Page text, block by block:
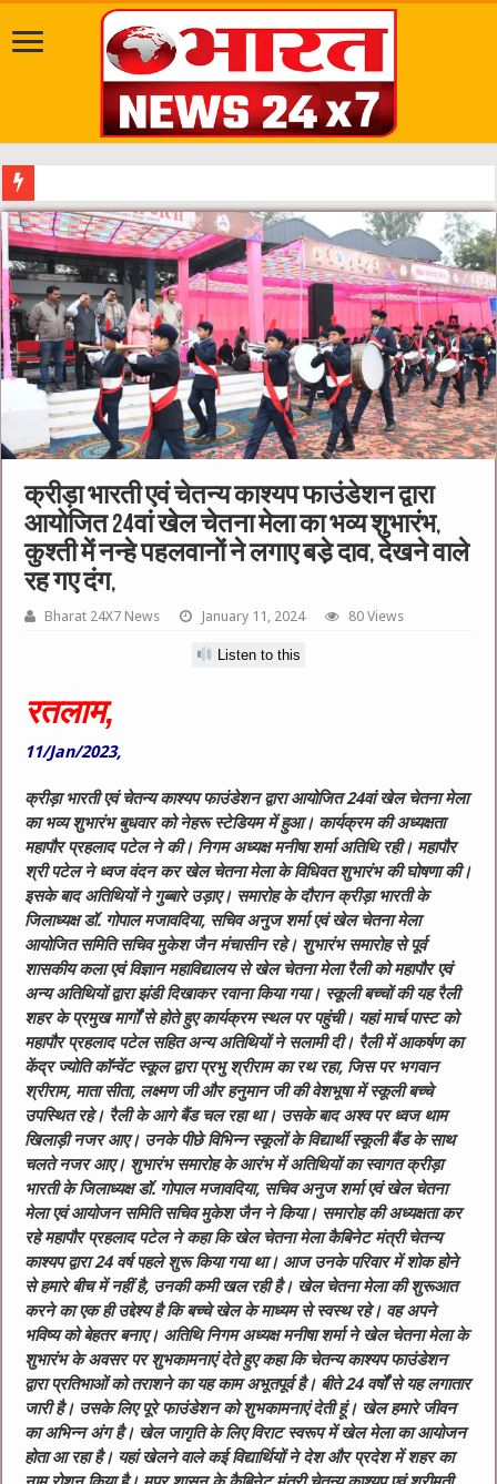
दत्तात्रेय अखाड़ा, श्याम धाम आश्रम और राजराजेश्वरी आश्रम पहुंचकर संतों का
क्रीड़ा भारती एवं चेतन्य काश्यप फाउंडेशन द्वारा
आयोजित 24वां खेल चेतना मेला का भव्य शुभारंभ,
कुश्ती में नन्हे पहलवानों ने लगाए बडे़ दाव, देखने वाले
रह गए दंग,
Bharat 24X7 News January 11, 2024 80 Views
Listen to this
रतलाम,
11/Jan/2023,
क्रीड़ा भारती एवं चेतन्य काश्यप फाउंडेशन द्वारा आयोजित 24वां खेल चेतना मेला
का भव्य शुभारंभ बुधवार को नेहरू स्टेडियम में हुआ। कार्यक्रम की अध्यक्षता
महापौर प्रहलाद पटेल ने की। निगम अध्यक्ष मनीषा शर्मा अतिथि रही। महापौर
श्री पटेल ने ध्वज वंदन कर खेल चेतना मेला के विधिवत शुभारंभ की घोषणा की।
इसके बाद अतिथियों ने गुब्बारे उड़ाए। समारोह के दौरान क्रीड़ा भारती के
जिलाध्यक्ष डॉ. गोपाल मजावदिया, सचिव अनुज शर्मा एवं खेल चेतना मेला
आयोजित समिति सचिव मुकेश जैन मंचासीन रहे। शुभारंभ समारोह से पूर्व
शासकीय कला एवं विज्ञान महाविद्यालय से खेल चेतना मेला रैली को महापौर एवं
अन्य अतिथियों द्वारा झंडी दिखाकर रवाना किया गया। स्कूली बच्चों की यह रैली
शहर के प्रमुख मार्गों से होते हुए कार्यक्रम स्थल पर पहुंची। यहां मार्च पास्ट को
महापौर प्रहलाद पटेल सहित अन्य अतिथियों ने सलामी दी। रैली में आकर्षण का
केंद्र ज्योति कॉन्वेंट स्कूल द्वारा प्रभु श्रीराम का रथ रहा, जिस पर भगवान
श्रीराम, माता सीता, लक्ष्मण जी और हनुमान जी की वेशभूषा में स्कूली बच्चे
उपस्थित रहे। रैली के आगे बैंड चल रहा था। उसके बाद अश्व पर ध्वज थाम
खिलाड़ी नजर आए। उनके पीछे विभिन्न स्कूलों के विद्यार्थी स्कूली बैंड के साथ
चलते नजर आए। शुभारंभ समारोह के आरंभ में अतिथियों का स्वागत क्रीड़ा
भारती के जिलाध्यक्ष डॉ. गोपाल मजावदिया, सचिव अनुज शर्मा एवं खेल चेतना
मेला एवं आयोजन समिति सचिव मुकेश जैन ने किया। समारोह की अध्यक्षता कर
रहे महापौर प्रहलाद पटेल ने कहा कि खेल चेतना मेला कैबिनेट मंत्री चेतन्य
काश्यप द्वारा 24 वर्ष पहले शुरू किया गया था। आज उनके परिवार में शोक होने
से हमारे बीच में नहीं है, उनकी कमी खल रही है। खेल चेतना मेला की शुरूआत
करने का एक ही उद्देश्य है कि बच्चे खेल के माध्यम से स्वस्थ रहे। वह अपने
भविष्य को बेहतर बनाए। अतिथि निगम अध्यक्ष मनीषा शर्मा ने खेल चेतना मेला के
शुभारंभ के अवसर पर शुभकामनाएं देते हुए कहा कि चेतन्य काश्यप फाउंडेशन
द्वारा प्रतिभाओं को तराशने का यह काम अभूतपूर्व है। बीते 24 वर्षों से यह लगातार
जारी है। उसके लिए पूरे फाउंडेशन को शुभकामनाएं देती हूं। खेल हमारे जीवन
का अभिन्न अंग है। खेल जागृति के लिए विराट स्वरूप में खेल मेला का आयोजन
होता आ रहा है। यहां खेलने वाले कई विद्यार्थियों ने देश और प्रदेश में शहर का